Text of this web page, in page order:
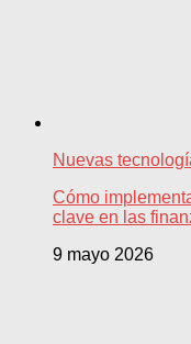
Nuevas
Cómo
clave en las
9 mayo 2026